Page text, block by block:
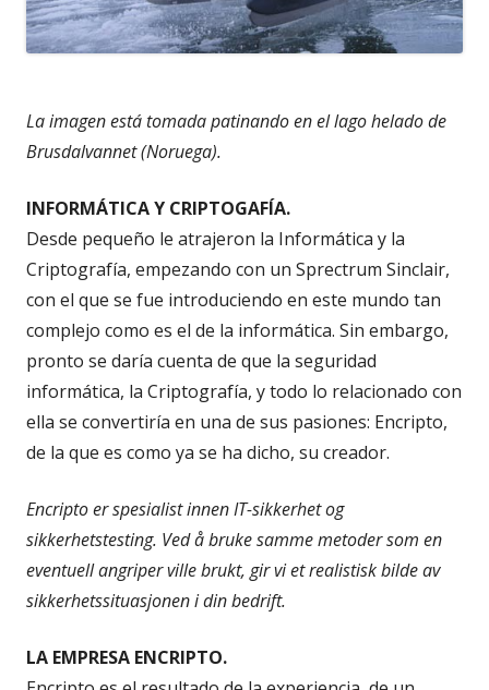
La imagen está tomada patinando en el lago helado de
Brusdalvannet (Noruega).
INFORMÁTICA Y CRIPTOGAFÍA.
Desde pequeño le atrajeron la Informática y la
Criptografía, empezando con un Sprectrum Sinclair,
con el que se fue introduciendo en este mundo tan
complejo como es el de la informática. Sin embargo,
pronto se daría cuenta de que la seguridad
informática, la Criptografía, y todo lo relacionado con
ella se convertiría en una de sus pasiones: Encripto,
de la que es como ya se ha dicho, su creador.
Encripto er spesialist innen IT-sikkerhet og
sikkerhetstesting. Ved å bruke samme metoder som en
eventuell angriper ville brukt, gir vi et realistisk bilde av
sikkerhetssituasjonen i din bedrift.
LA EMPRESA ENCRIPTO.